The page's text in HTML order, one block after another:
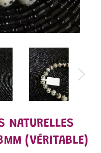
NATURELLES
(VÉRITABLE)